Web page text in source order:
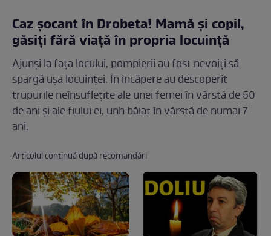
Caz șocant în Drobeta! Mamă și copil,
găsiți fără viață în propria locuință
Ajunși la fața locului, pompierii au fost nevoiți să
spargă ușa locuinței. În încăpere au descoperit
trupurile neînsuflețite ale unei femei în vârstă de 50
de ani și ale fiului ei, unh băiat în vârstă de numai 7
ani.
Articolul continuă după recomandări